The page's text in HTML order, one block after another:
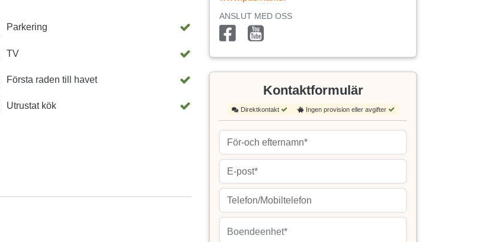
Parkering
TV
Första raden till havet
Utrustat kök
ANSLUT MED OSS
Kontaktformulär
Direktkontakt Ingen provision eller avgifter
Boendeenhet*